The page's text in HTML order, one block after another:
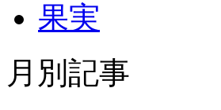
果実
月別記事